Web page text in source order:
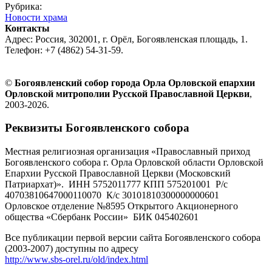
Рубрика:
Новости храма
Контакты
Адрес: Россия, 302001, г. Орёл, Богоявленская площадь, 1.
Телефон: +7 (4862) 54-31-59.
© Богоявленский собор города Орла Орловской епархии
Орловской митрополии Русской Православной Церкви,
2003-2026.
Реквизиты Богоявленского собора
Местная религиозная организация «Православный приход
Богоявленского собора г. Орла Орловской области Орловской
Епархии Русской Православной Церкви (Московский
Патриархат)». ИНН 5752011777 КПП 575201001 Р/с
40703810647000110070 К/с 30101810300000000601
Орловское отделение №8595 Открытого Акционерного
общества «Сбербанк России» БИК 045402601
Все публикации первой версии сайта Богоявленского собора
(2003-2007) доступны по адресу
http://www.sbs-orel.ru/old/index.html